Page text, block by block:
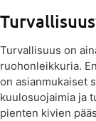
Turvallisuus on
ruohonleikkuria.
on asianmukaiset
kuulosuojaimia ja
pienten kivien